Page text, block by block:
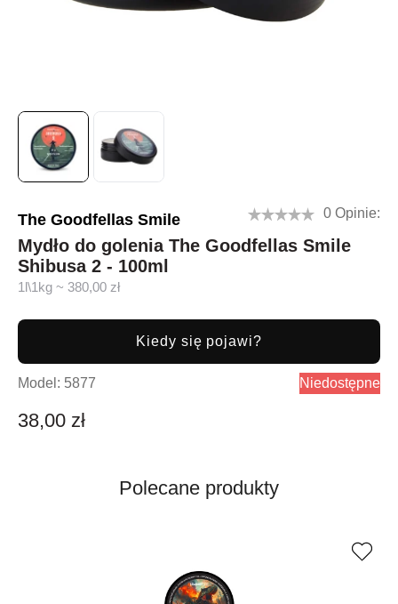
The Goodfellas Smile 0 Opinie:
Mydło do golenia The Goodfellas Smile
Shibusa 2 - 100ml
Niedostępne
Model: 5877
38,00 zł
1l\1kg ~ 380,00 zł
Kiedy się pojawi?
Polecane produkty